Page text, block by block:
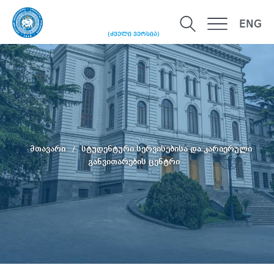
(ძველი ვერსია)
ENG
მთავარი
სტუდენტური სერვისებისა და კარიერული
განვითარების ცენტრი